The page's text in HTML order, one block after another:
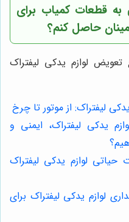
به قطعات کمیاب برای
حاصل کنم؟
تعویض لوازم یدکی لیفتراک
لیفتراک: از موتور تا چرخ
یدکی لیفتراک، ایمنی و
لوازم یدکی لیفتراک
لوازم یدکی لیفتراک برای